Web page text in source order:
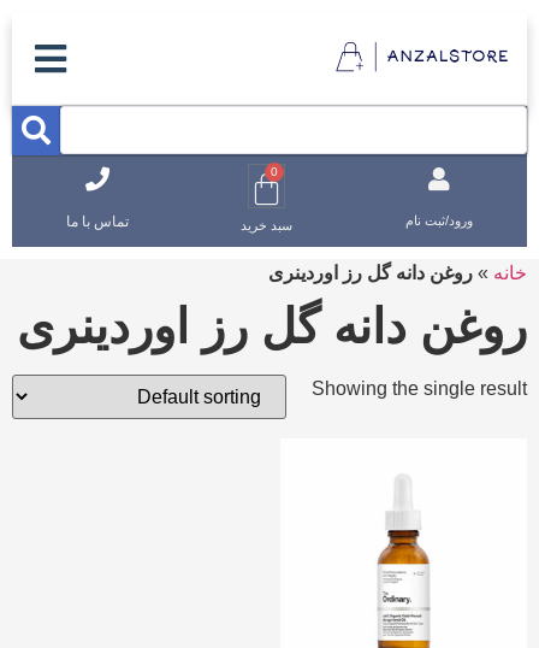
ورود/ثبت نام
0
سبد خرید تماس با ما
خانه » روغن دانه گل رز اوردینری
روغن دانه گل رز اوردینری
Showing the single result